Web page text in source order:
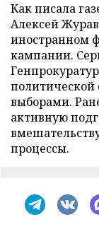
Как писала
Алексей
иностранном
кампании.
выборами.
активную
процессы.